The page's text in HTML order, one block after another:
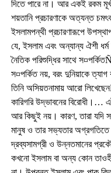
দিতে পারে না। আর একই রকম
শয়তানি প্রচারণাকে অত্যন্ত
ইসলামপন্থী প্রচারণারূপে
যে, ইসলাম এবং অন্যান্য ঐশী ধর্ম
নৈতিক পরিশুদ্ধির সাথে
স¤পর্কিত নয়, বরং দুনিয়াকে
তিনি অসিয়তনামায় আরো
কারিগরি উদ্ভাবনের বিরোধী।…
আর কিছুই নয়। কারণ, তারা যদি
মানুষ ও তার সভ্যতার
দ্রব্যসামগ্রী ও উন্নতমানের
কখনো ইসলাম বা অন্য কোন